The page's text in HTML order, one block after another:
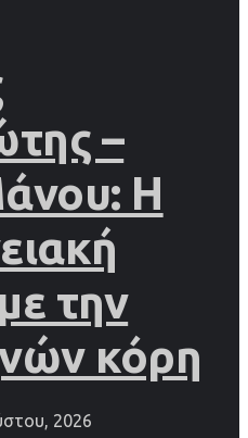
–
Η
την
κόρη
2026